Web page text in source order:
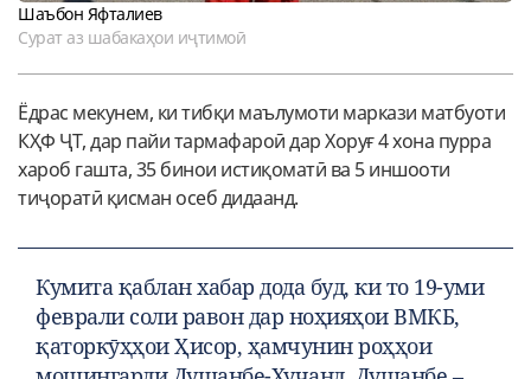
Шаъбон Яфталиев
Сурат аз шабакаҳои иҷтимоӣ
Ёдрас мекунем, ки тибқи маълумоти маркази матбуоти
КҲФ ҶТ, дар пайи тармафароӣ дар Хоруғ 4 хона пурра
хароб гашта, 35 бинои истиқоматӣ ва 5 иншооти
тиҷоратӣ қисман осеб дидаанд.
Кумита қаблан хабар дода буд, ки то 19-уми
феврали соли равон дар ноҳияҳои ВМКБ,
қаторкӯҳҳои Ҳисор, ҳамчунин роҳҳои